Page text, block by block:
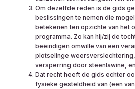
Om dezelfde reden is de gids
beslissingen te nemen die
betekenen ten opzichte van het
programma. Zo kan hij/zij de
beëindigen omwille van een
plotselinge
versperring door steenlawine,
Dat recht heeft de gids echter
fysieke gesteldheid van (een